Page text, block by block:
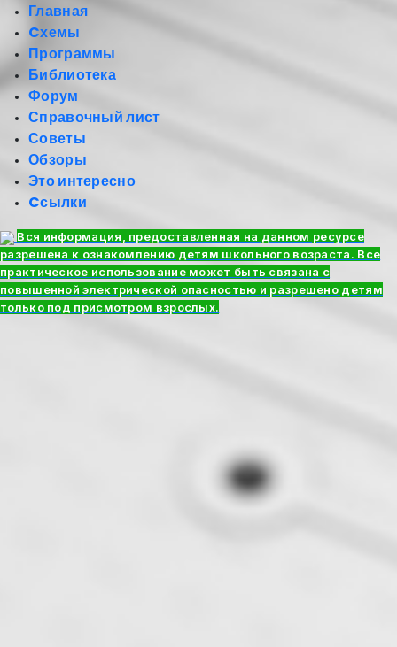
Главная
Cхемы
Программы
Библиотека
Форум
Справочный лист
Советы
Обзоры
Это интересно
Cсылки
Вся информация, предоставленная на данном ресурсе
разрешена к ознакомлению детям школьного возраста. Все
практическое использование может быть связана с
повышенной электрической опасностью и разрешено детям
только под присмотром взрослых.